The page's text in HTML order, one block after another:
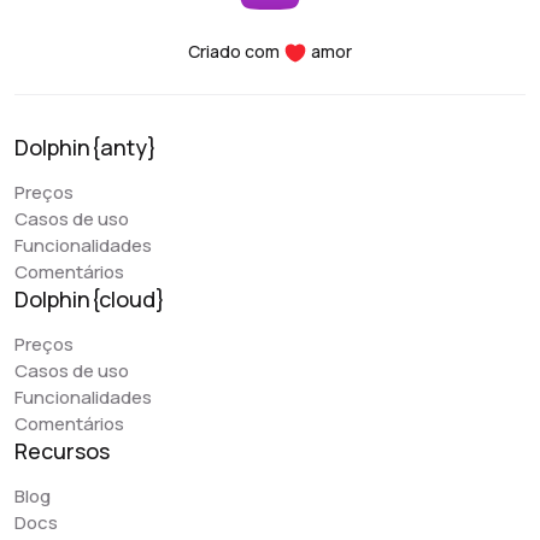
configuração melhor, os serviços são facilmente
integrados, a usabilidade é muito conveniente, os
serviços são fáceis de configurar - desde a instalação
do projeto Dolphin é a abertura da equipe para novas
frequência.
@earlyberkut
Tenho usado o Dolphin exclusivamente nos últimos
meses. No geral, ele é muito prático e confortável de
usar. Ele permite que eu dê acesso ao navegador aos
meus colegas e trabalhe com eles nos mesmos perfis, o
O único problema é que, por algum motivo, o funcionário
Criado com amor
Dolphin{anty}
Preços
Casos de uso
Funcionalidades
Comentários
Dolphin{cloud}
Preços
Casos de uso
Funcionalidades
Comentários
Recursos
Blog
Docs